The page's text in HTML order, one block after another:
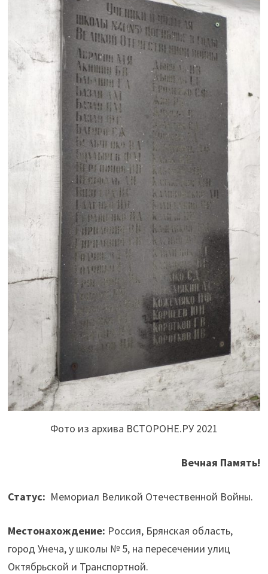
Фото из архива ВСТОРОНЕ.РУ 2021
Вечная Память!
Статус: Мемориал Великой Отечественной Войны.
Местонахождение: Россия, Брянская область,
город Унеча,у школы № 5, на пересечении улиц
Октябрьской и Транспортной.